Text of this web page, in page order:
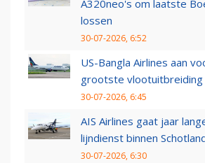
A320neo's om laatste
lossen
30-07-2026, 6:52
US-Bangla Airlines aan
grootste
30-07-2026, 6:45
AIS Airlines gaat jaar
lijndienst binnen
30-07-2026, 6:30